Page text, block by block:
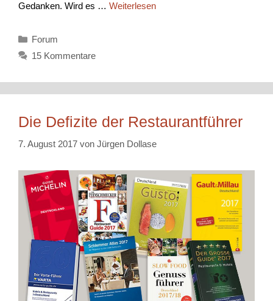
Gedanken. Wird es … Weiterlesen
Kategorien
Forum
15 Kommentare
Die Defizite der Restaurantführer
7. August 2017 von Jürgen Dollase